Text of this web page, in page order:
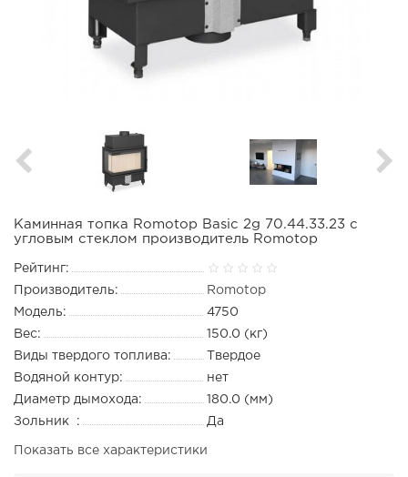
Каминная топка Romotop Basic 2g 70.44.33.23 с
угловым стеклом производитель Romotop
Рейтинг:
Производитель:
Romotop
Модель:
4750
Вес:
150.0 (кг)
Виды твердого топлива:
Твердое
Водяной контур:
нет
Диаметр дымохода:
180.0 (мм)
Зольник :
Да
Показать все характеристики